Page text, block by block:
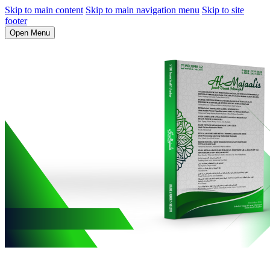
Skip to main content Skip to main navigation menu Skip to site
footer
Open Menu